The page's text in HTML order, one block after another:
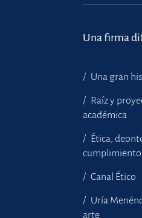
Una firma
Una gran
Raíz y
académica
Ética,
cumplimiento
Canal Ético
Uría
arte